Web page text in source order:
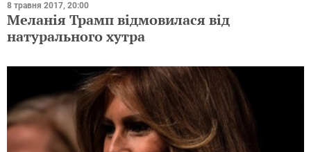
8 травня 2017, 20:00
Меланія Трамп відмовилася від
натурального хутра